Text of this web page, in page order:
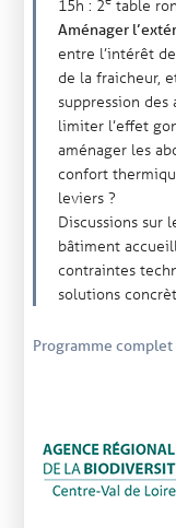
15h : 2 table
Aménager
entre l’intérêt
de la fraicheur,
suppression
limiter l’effet
aménager les
confort
leviers ?
Discussions sur
bâtiment
contraintes
solutions
Programme